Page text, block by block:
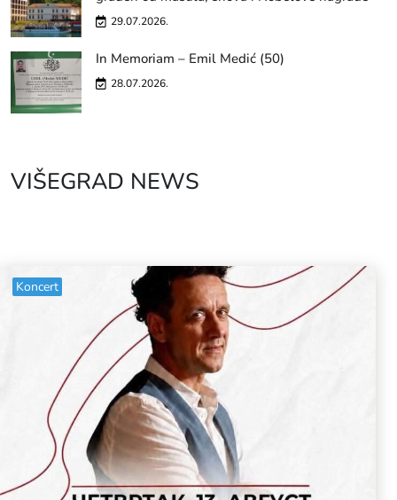
29.07.2026.
In Memoriam – Emil Medić (50)
28.07.2026.
VIŠEGRAD NEWS
Koncert